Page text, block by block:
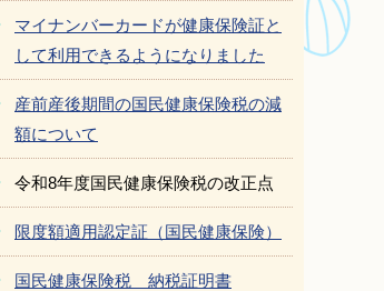
マイナンバーカードが健康保険証と
して利用できるようになりました
産前産後期間の国民健康保険税の減
額について
令和8年度国民健康保険税の改正点
限度額適用認定証（国民健康保険）
国民健康保険税 納税証明書